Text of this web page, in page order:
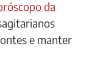
da
e manter